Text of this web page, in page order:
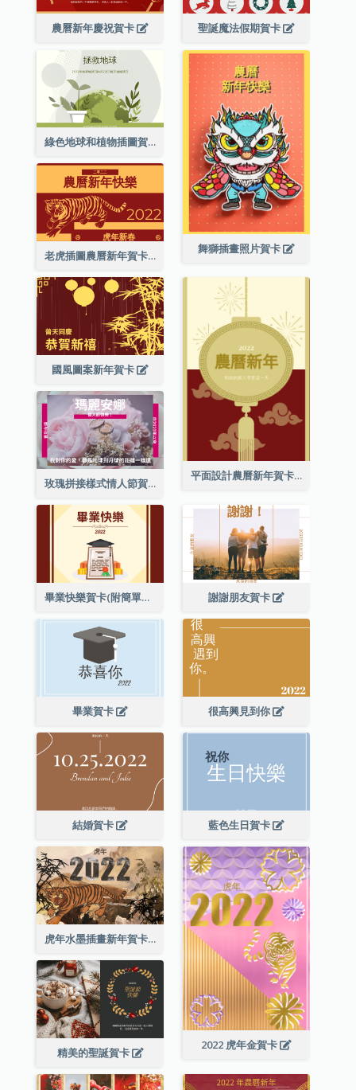
農曆新年慶祝賀卡 聖誕魔法假期賀卡
綠色地球和植物插圖賀卡
舞獅插畫照片賀卡
老虎插圖農曆新年賀卡
國風圖案新年賀卡
平面設計農曆新年賀卡與裝飾
玫瑰拼接樣式情人節賀卡
畢業快樂賀卡(附簡單配圖) 謝謝朋友賀卡
畢業賀卡 很高興見到你
結婚賀卡 藍色生日賀卡
虎年水墨插畫新年賀卡
2022 虎年金賀卡
精美的聖誕賀卡